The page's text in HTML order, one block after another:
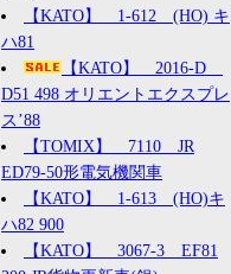
【KATO】 1-612 (HO) キ
ハ81
【KATO】 2016-D
D51 498 オリエントエクスプレ
ス’88
【TOMIX】 7110 JR
ED79-50形電気機関車
【KATO】 1-613 (HO)キ
ハ82 900
【KATO】 3067-3 EF81